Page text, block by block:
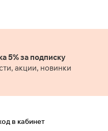
5% за подписку
акции, новинки
в кабинет